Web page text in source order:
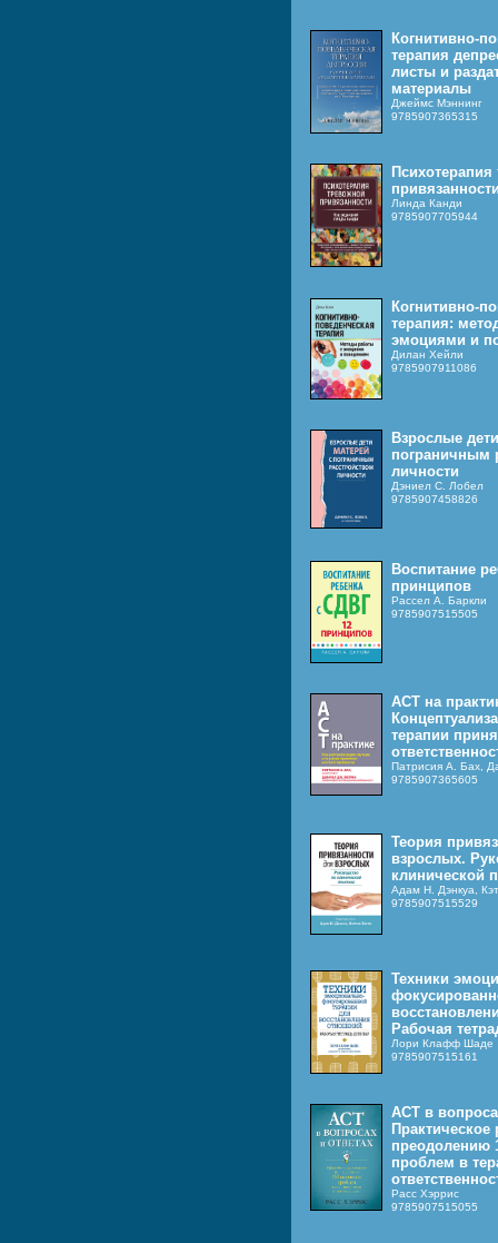
Когнитивно-
терапия
листы и
материалы
Джеймс Мэннинг
9785907365315
Линда Канди
9785907705944
Когнитивно-
терапия:
эмоциями и
Дилан Хейли
9785907911086
Взрослые
пограничным
личности
Дэниел С. Лобел
9785907458826
Воспитание
принципов
Рассел А. Баркли
9785907515505
ACT на
терапии
Патрисия А. Бах,
9785907365605
Теория
взрослых.
клинической
Адам Н. Дэнкуа,
9785907515529
Техники
Рабочая
Лори Клафф Шаде
9785907515161
ACT в
Практическое
преодолению
проблем в
Расс Хэррис
9785907515055